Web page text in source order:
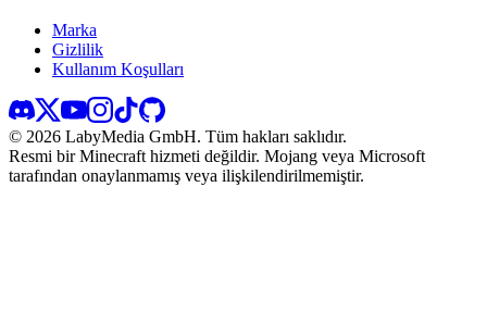
Marka
Gizlilik
Kullanım Koşulları
© 2026 LabyMedia GmbH. Tüm hakları saklıdır.
Resmi bir Minecraft hizmeti değildir. Mojang veya Microsoft
tarafından onaylanmamış veya ilişkilendirilmemiştir.